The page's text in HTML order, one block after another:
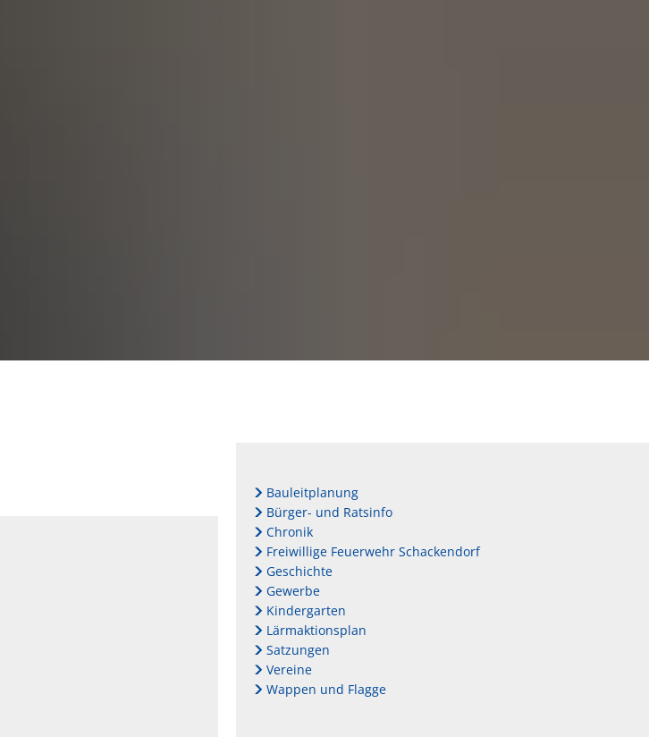
Bauleitplanung
Bürger- und Ratsinfo
Chronik
Freiwillige Feuerwehr Schackendorf
Geschichte
Gewerbe
Kindergarten
Lärmaktionsplan
Satzungen
Vereine
Wappen und Flagge